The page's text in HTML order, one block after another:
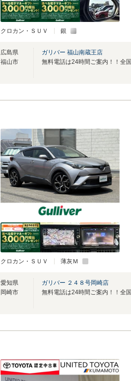
クロカン・ＳＵＶ 銀
広島県
福山市
ガリバー 福山南蔵王店
クロカン・ＳＵＶ 薄灰Ｍ
愛知県
岡崎市
ガリバー ２４８号岡崎店